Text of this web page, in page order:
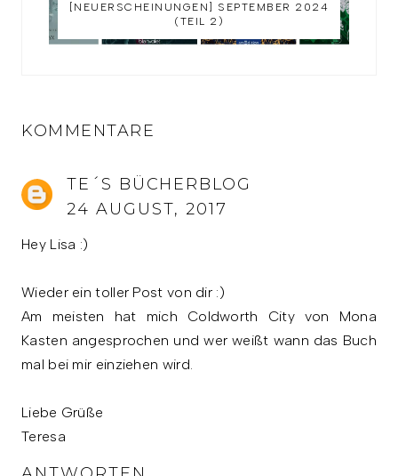
[NEUERSCHEINUNGEN] SEPTEMBER 2024
(TEIL 2)
KOMMENTARE
TE´S BÜCHERBLOG
24 AUGUST, 2017
Hey Lisa :)
Wieder ein toller Post von dir :)
Am meisten hat mich Coldworth City von Mona
Kasten angesprochen und wer weißt wann das Buch
mal bei mir einziehen wird.
Liebe Grüße
Teresa